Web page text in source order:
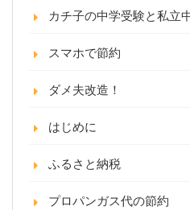
カチ子の中学受験と私立
スマホで節約
ダメ夫改造！
はじめに
ふるさと納税
プロパンガス代の節約